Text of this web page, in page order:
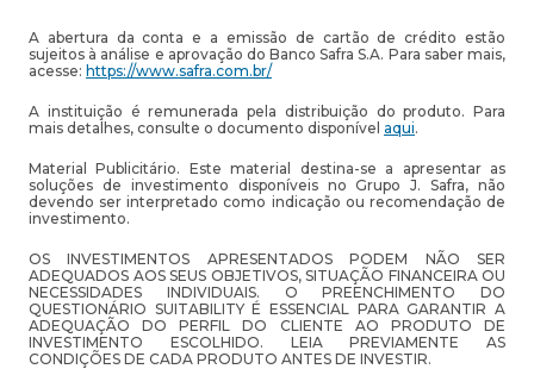
A abertura da conta e a emissão de cartão de crédito estão
sujeitos à análise e aprovação do Banco Safra S.A. Para saber mais,
acesse: https://www.safra.com.br/
A instituição é remunerada pela distribuição do produto. Para
mais detalhes, consulte o documento disponível aqui.
Material Publicitário. Este material destina-se a apresentar as
soluções de investimento disponíveis no Grupo J. Safra, não
devendo ser interpretado como indicação ou recomendação de
investimento.
OS INVESTIMENTOS APRESENTADOS PODEM NÃO SER
ADEQUADOS AOS SEUS OBJETIVOS, SITUAÇÃO FINANCEIRA OU
NECESSIDADES INDIVIDUAIS. O PREENCHIMENTO DO
QUESTIONÁRIO SUITABILITY É ESSENCIAL PARA GARANTIR A
ADEQUAÇÃO DO PERFIL DO CLIENTE AO PRODUTO DE
INVESTIMENTO ESCOLHIDO. LEIA PREVIAMENTE AS
CONDIÇÕES DE CADA PRODUTO ANTES DE INVESTIR.